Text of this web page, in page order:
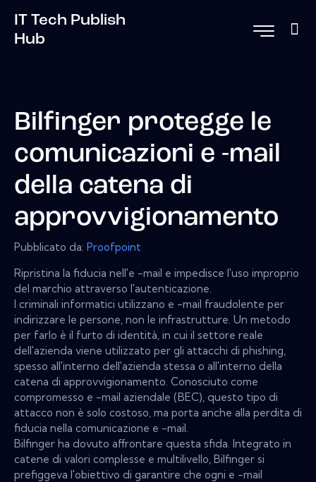
IT Tech Publish
Hub
Bilfinger protegge le
comunicazioni e -mail
della catena di
approvvigionamento
Pubblicato da: Proofpoint
Ripristina la fiducia nell'e -mail e impedisce l'uso improprio
del marchio attraverso l'autenticazione.
I criminali informatici utilizzano e -mail fraudolente per
indirizzare le persone, non le infrastrutture. Un metodo
per farlo è il furto di identità, in cui il settore reale
dell'azienda viene utilizzato per gli attacchi di phishing,
spesso all'interno dell'azienda stessa o all'interno della
catena di approvvigionamento. Conosciuto come
compromesso e -mail aziendale (BEC), questo tipo di
attacco non è solo costoso, ma porta anche alla perdita di
fiducia nella comunicazione e -mail.
Bilfinger ha dovuto affrontare questa sfida. Integrato in
catene di valori complesse e multilivello, Bilfinger si
prefiggeva l'obiettivo di garantire che ogni e -mail